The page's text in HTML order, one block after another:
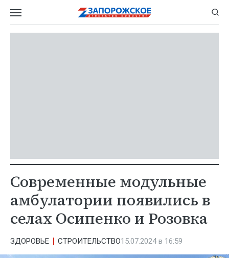
Современные модульные
амбулатории появились в
селах Осипенко и Розовка
ЗДОРОВЬЕ СТРОИТЕЛЬСТВО15.07.2024 в 16:59